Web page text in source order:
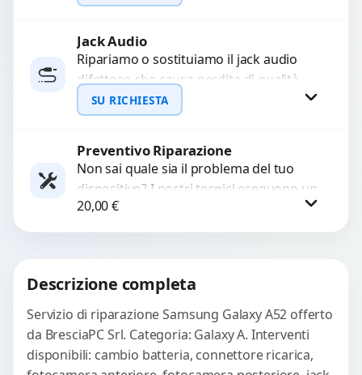
ricambi testati e garantiti...
Richiedi Preventivo
WhatsApp
Jack Audio
Ripariamo o sostituiamo il jack audio
difettoso che causa perdita di qualità
sonora o impossibilità di collegare cuffie
e accessori....
SU RICHIESTA
Richiedi Preventivo
WhatsApp
Preventivo Riparazione
Non sai quale sia il problema del tuo
dispositivo? I nostri tecnici eseguono un
check-up completo con strumenti
avanzati per...
20,00€
Descrizione completa
Servizio di riparazione Samsung Galaxy A52 offerto
da BresciaPC Srl. Categoria: Galaxy A. Interventi
disponibili: cambio batteria, connettore ricarica,